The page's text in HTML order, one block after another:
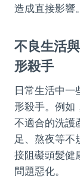
造成直接影響。
不良生活
形殺手
日常生活中一
形殺手。例如
不適合的洗護
足、熬夜等不
接阻礙頭髮健
問題惡化。